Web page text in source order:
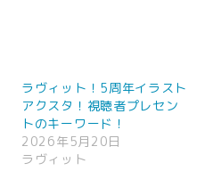
ラヴィット！5周年イラスト
アクスタ！視聴者プレセン
トのキーワード！
2026年5月20日
ラヴィット